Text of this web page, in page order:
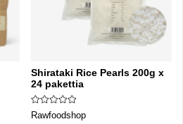
Shirataki Rice Pearls 200g x
24 pakettia
Rawfoodshop